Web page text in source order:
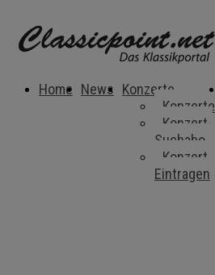
Home News Konzerte
Konzerte
Konzert-
Suchabo
Konzert
Eintragen